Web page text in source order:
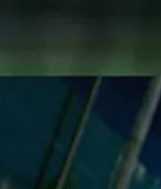
internet siteleri
dosyalarıdır.
kişiselleştirilmiş bir
iyileştirmek için
bulunabilir. Çerez
silebilir ya da
sürece bu sitede